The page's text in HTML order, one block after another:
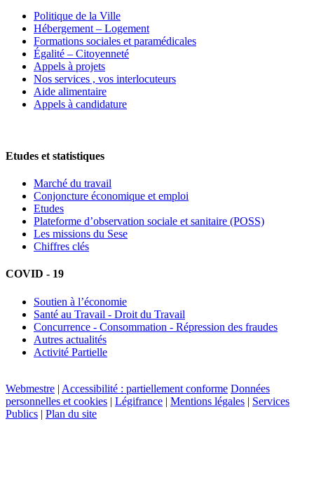
Politique de la Ville
Hébergement – Logement
Formations sociales et paramédicales
Égalité – Citoyenneté
Appels à projets
Nos services , vos interlocuteurs
Aide alimentaire
Appels à candidature
Etudes et statistiques
Marché du travail
Conjoncture économique et emploi
Etudes
Plateforme d’observation sociale et sanitaire (POSS)
Les missions du Sese
Chiffres clés
COVID - 19
Soutien à l’économie
Santé au Travail - Droit du Travail
Concurrence - Consommation - Répression des fraudes
Autres actualités
Activité Partielle
Webmestre | Accessibilité : partiellement conforme Données
personnelles et cookies | Légifrance | Mentions légales | Services
Publics | Plan du site